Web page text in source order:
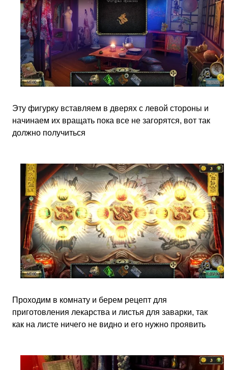
Эту фигурку вставляем в дверях с левой стороны и
начинаем их вращать пока все не загорятся, вот так
должно получиться
Проходим в комнату и берем рецепт для
приготовления лекарства и листья для заварки, так
как на листе ничего не видно и его нужно проявить